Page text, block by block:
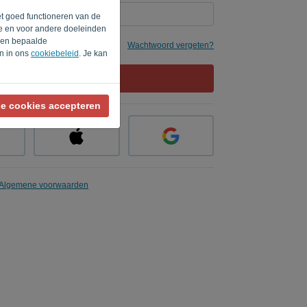
goed functioneren van de
en voor andere doeleinden
bepaalde
in ons cookiebeleid . Je kan
cookies accepteren
Wachtwoord vergeten?
voorwaarden